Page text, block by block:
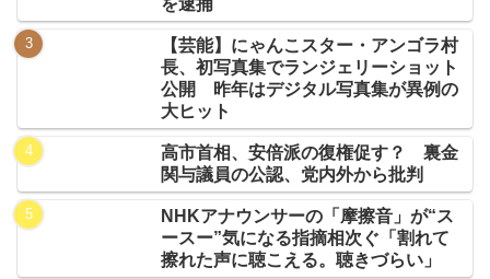
を逮捕
【芸能】にゃんこスター・アンゴラ村
長、初写真集でランジェリーショット
公開 昨年はデジタル写真集が異例の
大ヒット
高市首相、安倍派の復権促す？ 裏金
関与議員の公認、党内外から批判
NHKアナウンサーの「摩擦音」が“ス
ースー”気になる指摘相次ぐ「割れて
擦れた声に聴こえる。聴きづらい」